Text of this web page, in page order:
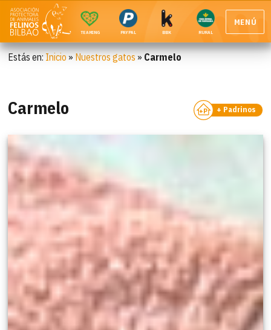
TEAMING PAYPAL BBK RURAL
MENÚ
Estás en: Inicio » Nuestros gatos » Carmelo
Carmelo + Padrinos
+P